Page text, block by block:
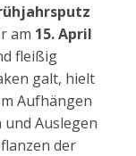
am 15. April
fleißig
galt, hielt
Aufhängen
Auslegen
der